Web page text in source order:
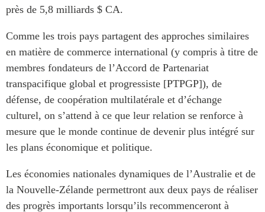
près de 5,8 milliards $ CA.
Comme les trois pays partagent des approches similaires
en matière de commerce international (y compris à titre de
membres fondateurs de l’Accord de Partenariat
transpacifique global et progressiste [PTPGP]), de
défense, de coopération multilatérale et d’échange
culturel, on s’attend à ce que leur relation se renforce à
mesure que le monde continue de devenir plus intégré sur
les plans économique et politique.
Les économies nationales dynamiques de l’Australie et de
la Nouvelle-Zélande permettront aux deux pays de réaliser
des progrès importants lorsqu’ils recommenceront à